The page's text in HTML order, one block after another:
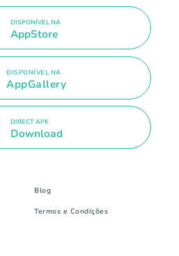
DISPONÍVEL NA
AppStore
DISPONÍVEL NA
AppGallery
DIRECT APK
Download
Blog
Termos e Condições